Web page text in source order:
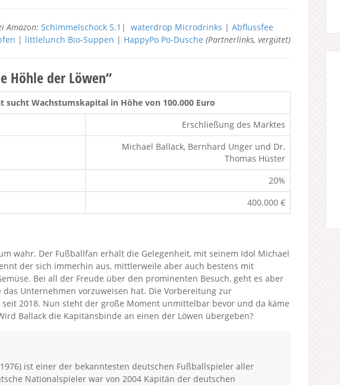
Amazon: Schimmelschock 5.1 | waterdrop Microdrinks | Abflussfee
| littlelunch Bio-Suppen | HappyPo Po-Dusche (Partnerlinks, vergütet)
Höhle der Löwen“
sucht Wachstumskapital in Höhe von 100.000 Euro
Erschließung des Marktes
Michael Ballack, Bernhard Unger und Dr.
Thomas Hüster
20%
400.000 €
wahr. Der Fußballfan erhält die Gelegenheit, mit seinem Idol Michael
der sich immerhin aus, mittlerweile aber auch bestens mit
Bei all der Freude über den prominenten Besuch, geht es aber
Unternehmen vorzuweisen hat. Die Vorbereitung zur
2018. Nun steht der große Moment unmittelbar bevor und da käme
Ballack die Kapitänsbinde an einen der Löwen übergeben?
ist einer der bekanntesten deutschen Fußballspieler aller
Nationalspieler war von 2004 Kapitän der deutschen